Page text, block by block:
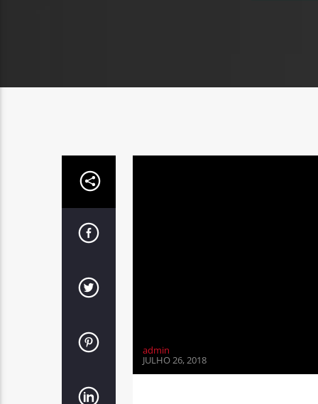
admin
JULHO 26, 2018